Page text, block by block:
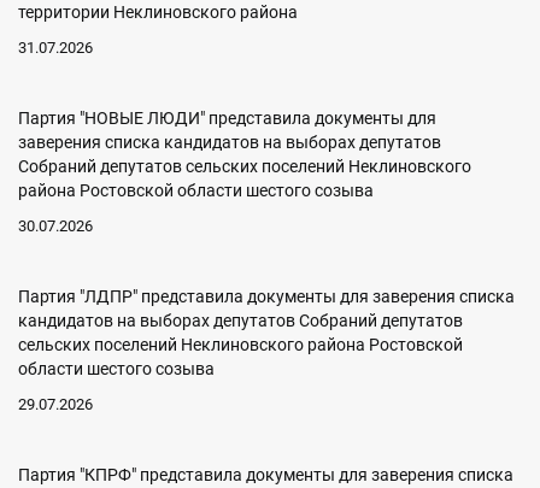
территории Неклиновского района
31.07.2026
Партия "НОВЫЕ ЛЮДИ" представила документы для
заверения списка кандидатов на выборах депутатов
Собраний депутатов сельских поселений Неклиновского
района Ростовской области шестого созыва
30.07.2026
Партия "ЛДПР" представила документы для заверения списка
кандидатов на выборах депутатов Собраний депутатов
сельских поселений Неклиновского района Ростовской
области шестого созыва
29.07.2026
Партия "КПРФ" представила документы для заверения списка